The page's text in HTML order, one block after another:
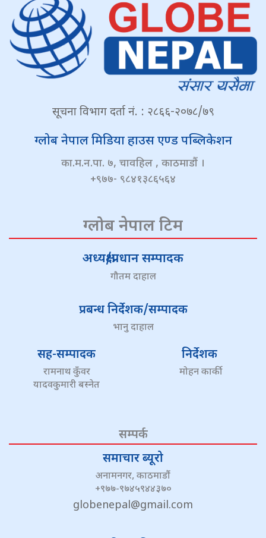
सूचना विभाग दर्ता नं. : २८६६-२०७८/७९
ग्लोब नेपाल मिडिया हाउस एण्ड पब्लिकेशन
का.म.न.पा. ७, चावहिल , काठमाडौं ।
+९७७- ९८४१३८६५६४
ग्लोब नेपाल टिम
अध्यक्ष/प्रधान सम्पादक
गौतम दाहाल
प्रबन्ध निर्देशक/सम्पादक
भानु दाहाल
सह-सम्पादक
रामनाथ कुँवर
यादवकुमारी बस्नेत
निर्देशक
मोहन कार्की
सम्पर्क
समाचार ब्यूरो
अनामनगर, काठमाडौं
+९७७-९७४५९४४३७०
globenepal@gmail.com